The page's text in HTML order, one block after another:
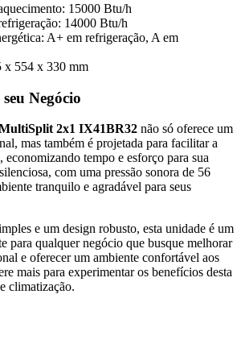
15000 Btu/h
14000 Btu/h
A+ em refrigeração, A em
x 554 x 330 mm
Negócio
2x1 IX41BR32 não só oferece um
mas também é projetada para facilitar a
economizando tempo e esforço para sua
com uma pressão sonora de 56
tranquilo e agradável para seus
e um design robusto, esta unidade é um
para qualquer negócio que busque melhorar
e oferecer um ambiente confortável aos
mais para experimentar os benefícios desta
climatização.